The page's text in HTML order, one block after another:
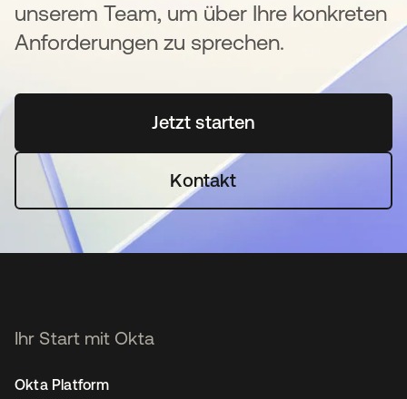
unserem Team, um über Ihre konkreten
Anforderungen zu sprechen.
Jetzt startenwird in einer neuen
Kontakt
Ihr Start mit Okta
Okta Platform